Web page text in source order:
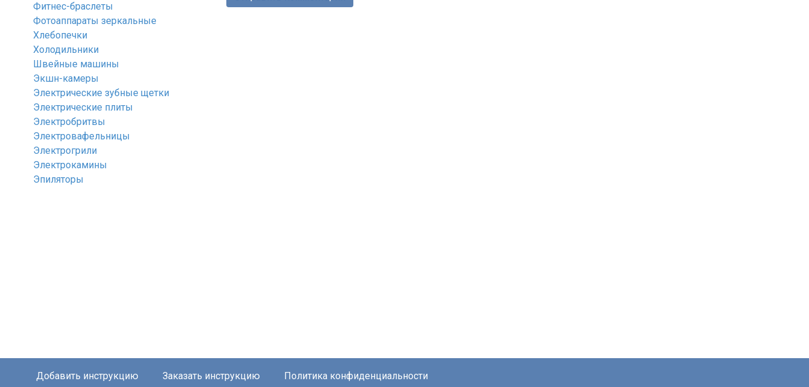
Фитнес-браслеты
Фотоаппараты зеркальные
Хлебопечки
Холодильники
Швейные машины
Экшн-камеры
Электрические зубные щетки
Электрические плиты
Электробритвы
Электровафельницы
Электрогрили
Электрокамины
Эпиляторы
Добавить инструкцию Заказать инструкцию Политика конфиденциальности